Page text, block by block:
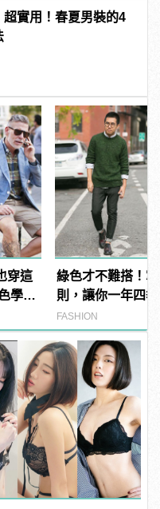
超實用！春夏男裝的4
穿這
學穿
綠色才不難搭！
則，讓你一年四
FASHION